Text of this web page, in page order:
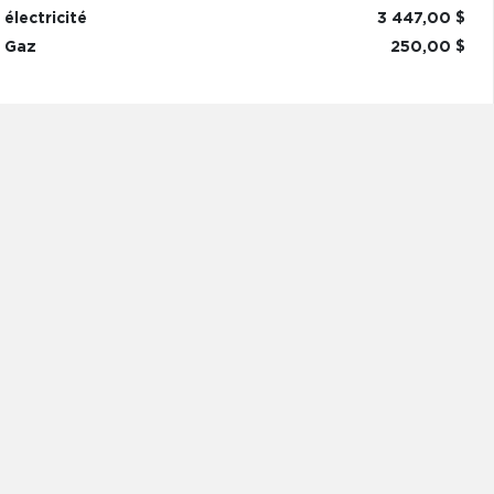
électricité
3 447,00 $
Gaz
250,00 $